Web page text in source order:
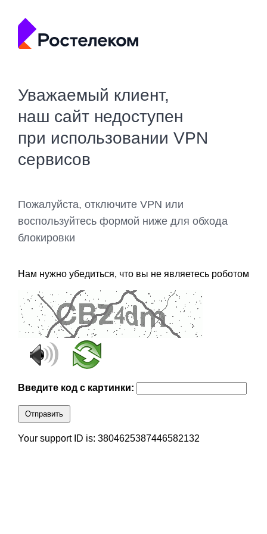
Уважаемый клиент,
наш сайт недоступен
при использовании VPN
сервисов
Пожалуйста, отключите VPN или
воспользуйтесь формой ниже для обхода
блокировки
Нам нужно убедиться, что вы не являетесь роботом
Введите код с картинки:
Отправить
Your support ID is: 3804625387446582132